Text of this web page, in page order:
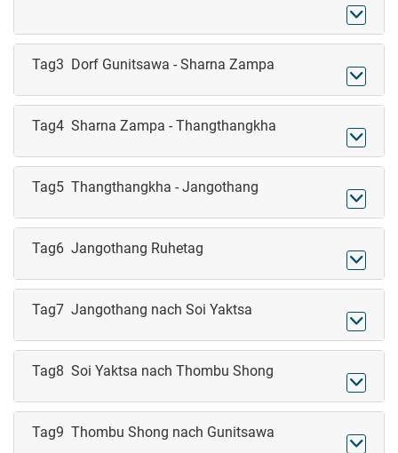

Tag3 Dorf Gunitsawa - Sharna Zampa

Tag4 Sharna Zampa - Thangthangkha

Tag5 Thangthangkha - Jangothang

Tag6 Jangothang Ruhetag

Tag7 Jangothang nach Soi Yaktsa

Tag8 Soi Yaktsa nach Thombu Shong

Tag9 Thombu Shong nach Gunitsawa
